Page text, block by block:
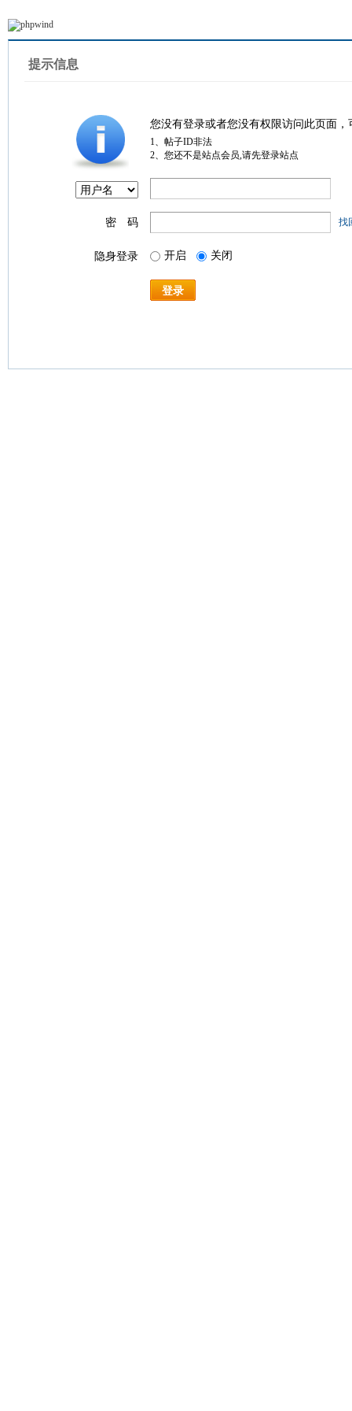
提示信息
您没有登录或者您没有权限访问此页面
1、帖子ID非法
2、您还不是站点会员,请先登录站点
密 码 找
隐身登录 开启 关闭
登录